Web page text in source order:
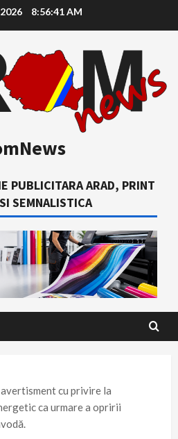
8:56:42 AM
PUBLICITARA ARAD, PRINT
SEMNALISTICA
cu privire la
ca urmare a opririi